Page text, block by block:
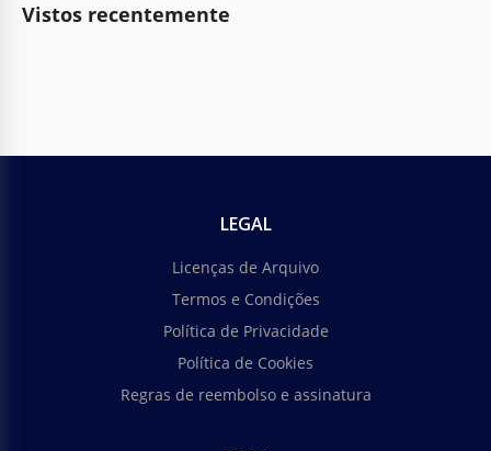
Vistos recentemente
LEGAL
Licenças de Arquivo
Termos e Condições
Política de Privacidade
Política de Cookies
Regras de reembolso e assinatura